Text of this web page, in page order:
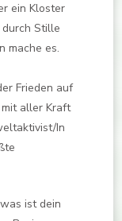
ein Kloster
Stille
mache es.
Frieden auf
aller Kraft
In
ist dein